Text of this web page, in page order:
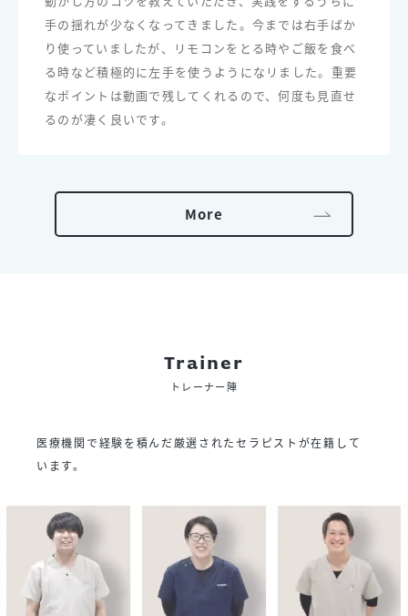
手の揺れが少なくなってきました。今までは右手ばか
り使っていましたが、リモコンをとる時やご飯を食べ
る時など積極的に左手を使うようになリました。重要
なポイントは動画で残してくれるので、何度も見直せ
るのが凄く良いです。
More
Trainer
トレーナー陣
医療機関で経験を積んだ厳選されたセラピストが在籍して
います。